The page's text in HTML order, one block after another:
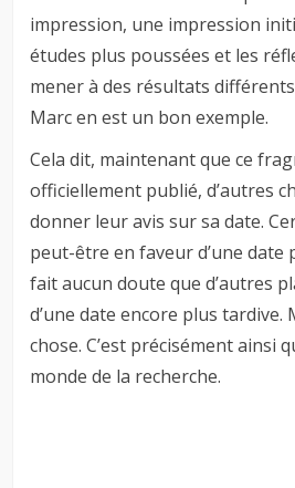
impression, une impression
études plus poussées et les
mener à des résultats
Marc en est un bon exemple.
Cela dit, maintenant que ce
officiellement publié, d’autres
donner leur avis sur sa date.
peut-être en faveur d’une date
fait aucun doute que d’autres
d’une date encore plus tardive.
chose. C’est précisément ainsi
monde de la recherche.